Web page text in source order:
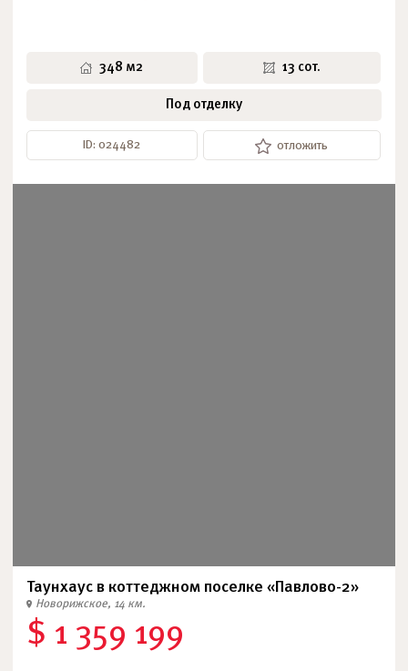
348 м2 13 сот.
Под отделку
ID: 024482 отложить
Таунхаус в коттеджном поселке «Павлово-2»
Новорижское, 14 км.
$ 1 359 199